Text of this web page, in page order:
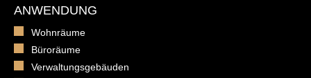
ANWENDUNG
Wohnräume
Büroräume
Verwaltungsgebäuden